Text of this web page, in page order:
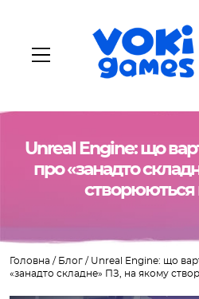
Головна
Вакансії
Unreal Engine: що
про «занадто
Головна / Блог / Unreal Engine: що
«занадто складне» ПЗ, на якому